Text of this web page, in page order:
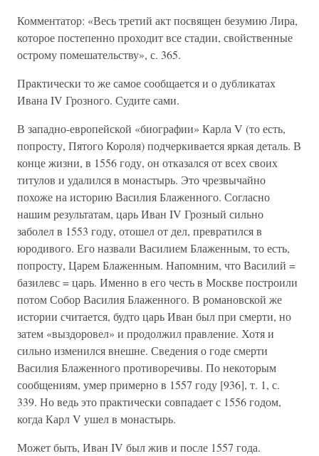
Комментатор: «Весь третий акт посвящен безумию Лира,
которое постепенно проходит все стадии, свойственные
острому помешательству», с. 365.
Практически то же самое сообщается и о дубликатах
Ивана IV Грозного. Судите сами.
В западно-европейской «биографии» Карла V (то есть,
попросту, Пятого Короля) подчеркивается яркая деталь. В
конце жизни, в 1556 году, он отказался от всех своих
титулов и удалился в монастырь. Это чрезвычайно
похоже на историю Василия Блаженного. Согласно
нашим результатам, царь Иван IV Грозный сильно
заболел в 1553 году, отошел от дел, превратился в
юродивого. Его назвали Василием Блаженным, то есть,
попросту, Царем Блаженным. Напомним, что Василий =
базилевс = царь. Именно в его честь в Москве построили
потом Собор Василия Блаженного. В романовской же
истории считается, будто царь Иван был при смерти, но
затем «выздоровел» и продолжил правление. Хотя и
сильно изменился внешне. Сведения о годе смерти
Василия Блаженного противоречивы. По некоторым
сообщениям, умер примерно в 1557 году [936], т. 1, с.
339. Но ведь это практически совпадает с 1556 годом,
когда Карл V ушел в монастырь.
Может быть, Иван IV был жив и после 1557 года.